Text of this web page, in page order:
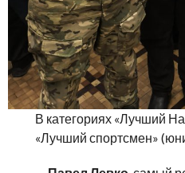
В категориях «Лучший
«Лучший спортсмен»